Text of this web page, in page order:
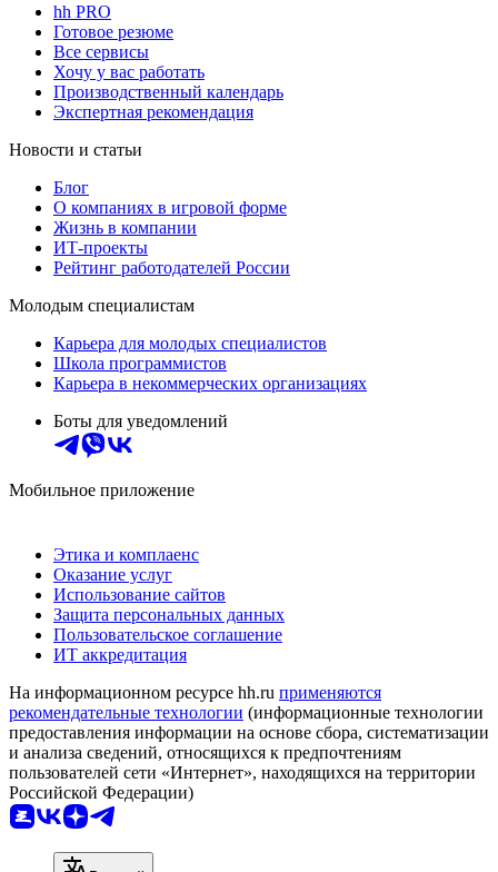
hh PRO
Готовое резюме
Все сервисы
Хочу у вас работать
Производственный календарь
Экспертная рекомендация
Новости и статьи
Блог
О компаниях в игровой форме
Жизнь в компании
ИТ-проекты
Рейтинг работодателей России
Молодым специалистам
Карьера для молодых специалистов
Школа программистов
Карьера в некоммерческих организациях
Боты для уведомлений
Мобильное приложение
Этика и комплаенс
Оказание услуг
Использование сайтов
Защита персональных данных
Пользовательское соглашение
ИТ аккредитация
На информационном ресурсе hh.ru применяются
рекомендательные технологии (информационные технологии
предоставления информации на основе сбора, систематизации
и анализа сведений, относящихся к предпочтениям
пользователей сети «Интернет», находящихся на территории
Российской Федерации)